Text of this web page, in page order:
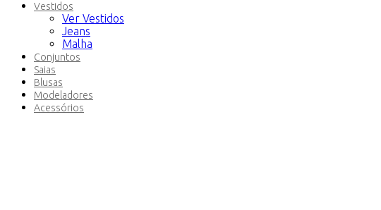
Vestidos
Ver Vestidos
Jeans
Malha
Conjuntos
Saias
Blusas
Modeladores
Acessórios